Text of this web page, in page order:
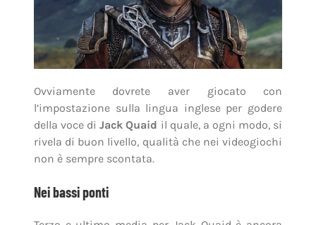
Ovviamente dovrete aver giocato con
l’impostazione sulla lingua inglese per godere
della voce diJack Quaid il quale, a ogni modo, si
rivela di buon livello, qualità che nei videogiochi
non è sempre scontata.
Nei bassi ponti